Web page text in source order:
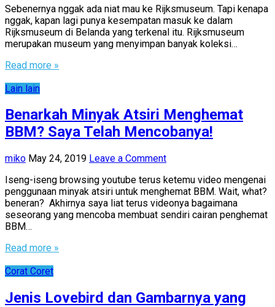
Sebenernya nggak ada niat mau ke Rijksmuseum. Tapi kenapa
nggak, kapan lagi punya kesempatan masuk ke dalam
Rijksmuseum di Belanda yang terkenal itu. Rijksmuseum
merupakan museum yang menyimpan banyak koleksi…
Read more »
Lain lain
Benarkah Minyak Atsiri Menghemat
BBM? Saya Telah Mencobanya!
miko May 24, 2019 Leave a Comment
Iseng-iseng browsing youtube terus ketemu video mengenai
penggunaan minyak atsiri untuk menghemat BBM. Wait, what?
beneran? Akhirnya saya liat terus videonya bagaimana
seseorang yang mencoba membuat sendiri cairan penghemat
BBM…
Read more »
Corat Coret
Jenis Lovebird dan Gambarnya yang